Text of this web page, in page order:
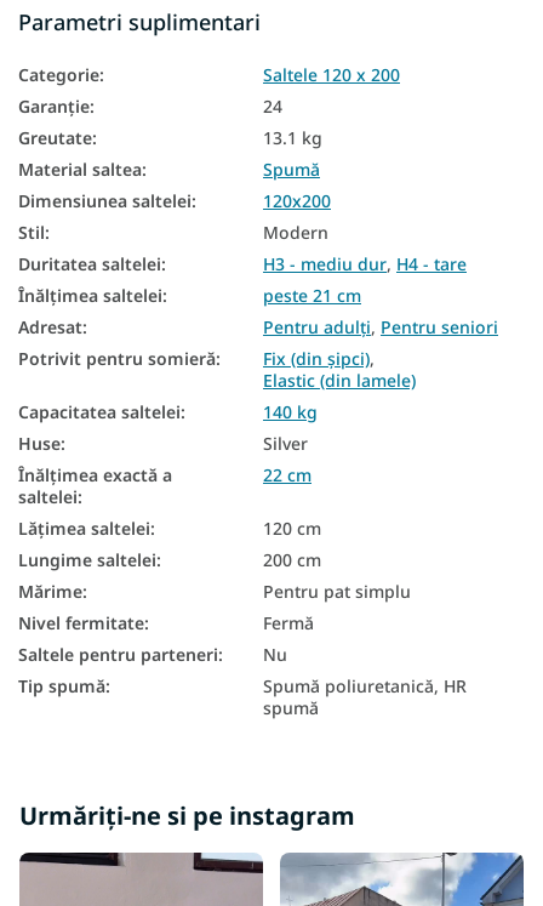
Saltele din spumă HR
Saltele de hotel
Saltele de podea
Saltele pentru podea
Saltele reversibile
Saltele în funcție de fermitate
Saltele dure
Saltele zonale
Saltele medicinale
Saltele mici
Saltele antibacteriene
Saltea cu 7 zone
Saltele din spuma 120x200
Saltea duritate H3
Saltele înalte 120x200
Parametri suplimentari
Categorie:
Saltele 120 x 200
Garanţie:
24
Greutate:
13.1 kg
Material saltea:
Spumă
Dimensiunea saltelei:
120x200
Stil:
Modern
Duritatea saltelei: H3 - mediu dur, H4 - tare
Înălțimea saltelei:
peste 21 cm
Adresat: Pentru adulți, Pentru seniori
Potrivit pentru somieră: Fix (din șipci),
Elastic (din lamele)
Capacitatea saltelei:
140 kg
Huse:
Silver
Înălțimea exactă a
saltelei:
22 cm
Lățimea saltelei:
120 cm
Lungime saltelei:
200 cm
Mărime:
Pentru pat simplu
Nivel fermitate:
Fermă
Saltele pentru parteneri:
Nu
Tip spumă:
Spumă poliuretanică, HR
spumă
Urmăriți-ne si pe instagram